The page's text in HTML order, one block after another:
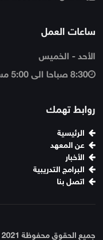
ساعات العمل
الأحد - الخميس
8:30 صباحا الى 5:00 مساء
روابط تهمك
الرئيسية
عن المعهد
الأخبار
البرامج التدريبية
اتصل بنا